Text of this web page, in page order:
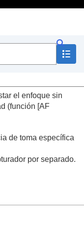
suministrados
el enfoque sin
(función [AF
de toma específica
por separado.